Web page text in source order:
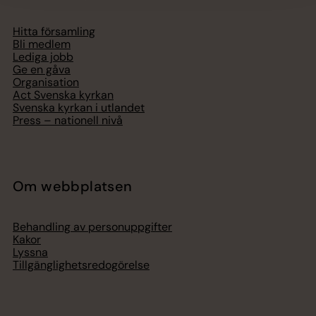
Hitta församling
Bli medlem
Lediga jobb
Ge en gåva
Organisation
Act Svenska kyrkan
Svenska kyrkan i utlandet
Press – nationell nivå
Om webbplatsen
Behandling av personuppgifter
Kakor
Lyssna
Tillgänglighetsredogörelse